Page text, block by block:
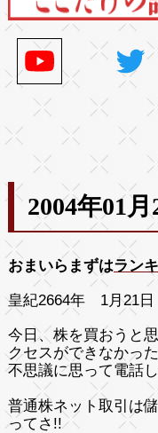
2004年01月
おまいらまずはラン
皇紀2664年 1月21日
今日、株を買おうと
クセスができなかっ
不思議に思って電話
普通株ネット取引は
ってさ!!